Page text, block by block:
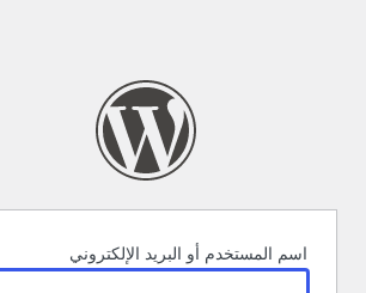
اسم المستخدم أو البريد الإلكتروني